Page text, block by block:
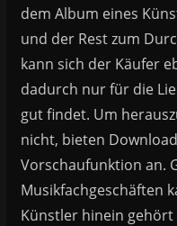
dem Album eines
und der Rest zum
kann sich der Käufer
dadurch nur für die
gut findet. Um
nicht, bieten
Vorschaufunktion an.
Musikfachgeschäften
Künstler hinein